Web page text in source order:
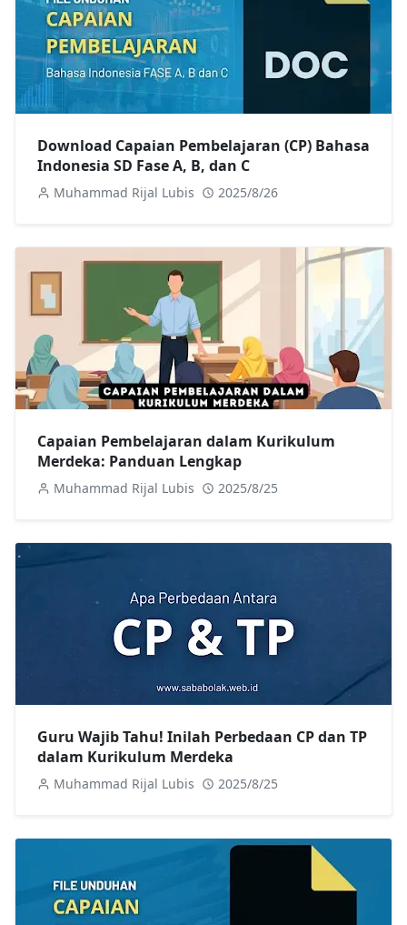
Download Capaian Pembelajaran (CP) Bahasa
Indonesia SD Fase A, B, dan C
Muhammad Rijal Lubis 2025/8/26
Capaian Pembelajaran dalam Kurikulum
Merdeka: Panduan Lengkap
Muhammad Rijal Lubis 2025/8/25
Guru Wajib Tahu! Inilah Perbedaan CP dan TP
dalam Kurikulum Merdeka
Muhammad Rijal Lubis 2025/8/25